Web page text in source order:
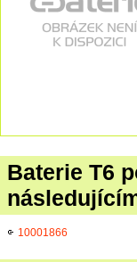
Baterie T6
10001866